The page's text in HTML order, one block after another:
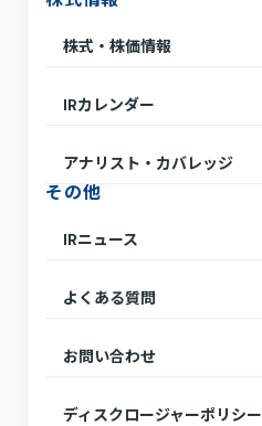
株式・株価情報
IRカレンダー
アナリスト・カバレッジ
その他
IRニュース
よくある質問
お問い合わせ
ディスクロージャーポリシー